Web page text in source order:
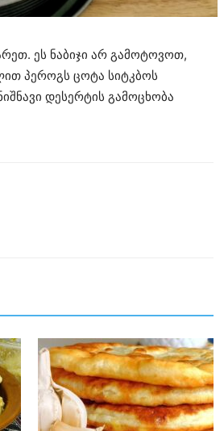
ეს ნაბიჯი არ გამოტოვოთ,
პეროგს ცოტა სიტკბოს
დესერტის გამოცხობა